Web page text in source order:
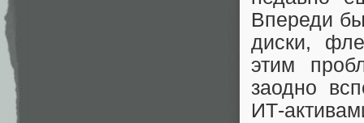
Впереди
диски,
этим
заодно
ИТ-